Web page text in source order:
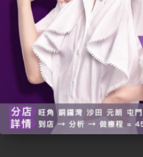
Renewing
Argan Oil
Shampoo
摩洛哥堅
Living Proof
No Frizz
Shampoo
專利防濕
子